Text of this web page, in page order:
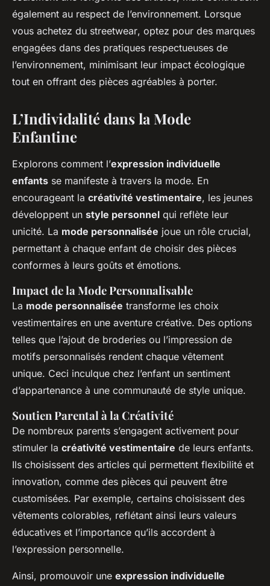
également au respect de l’environnement. Lorsque
vous achetez du streetwear, optez pour des marques
engagées dans des pratiques respectueuses de
l’environnement, minimisant leur impact écologique
tout en offrant des pièces agréables à porter.
L’Individalité dans la Mode
Enfantine
Explorons comment l’expression individuelle
enfants se manifeste à travers la mode. En
encourageant la créativité vestimentaire, les jeunes
développent un style personnel qui reflète leur
unicité. La mode personnalisée joue un rôle crucial,
permettant à chaque enfant de choisir des pièces
conformes à leurs goûts et émotions.
Impact de la Mode Personnalisable
La mode personnalisée transforme les choix
vestimentaires en une aventure créative. Des options
telles que l’ajout de broderies ou l’impression de
motifs personnalisés rendent chaque vêtement
unique. Ceci inculque chez l’enfant un sentiment
d’appartenance à une communauté de style unique.
Soutien Parental à la Créativité
De nombreux parents s’engagent activement pour
stimuler la créativité vestimentaire de leurs enfants.
Ils choisissent des articles qui permettent flexibilité et
innovation, comme des pièces qui peuvent être
customisées. Par exemple, certains choisissent des
vêtements colorables, reflétant ainsi leurs valeurs
éducatives et l’importance qu’ils accordent à
l’expression personnelle.
Ainsi, promouvoir une expression individuelle